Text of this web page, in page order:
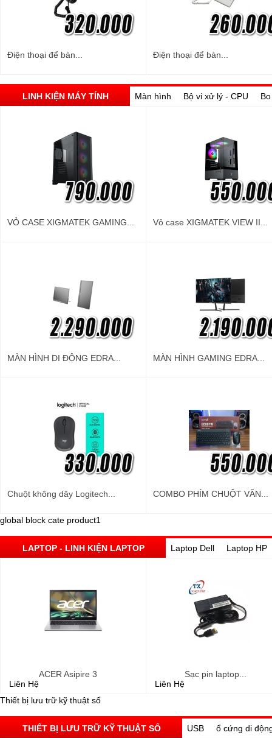
Điện thoại để bàn... Điện thoại để bàn...
LINH KIỆN MÁY TÍNH Màn hình Bộ vi xử lý - CPU
VỎ CASE XIGMATEK GAMING... Vỏ case XIGMATEK VIEW II...
MÀN HÌNH DI ĐỘNG EDRA... MÀN HÌNH GAMING EDRA...
Chuột không dây Logitech... COMBO PHÍM CHUỘT VĂN...
global block cate product1
LAPTOP - LINH KIỆN LAPTOP Laptop Dell Laptop HP
Liên Hệ
ACER Asipire 3
Liên Hệ
Sạc pin laptop...
Thiết bị lưu trữ kỹ thuật số
THIẾT BỊ LƯU TRỮ KỸ THUẬT SỐ USB ổ cứng di